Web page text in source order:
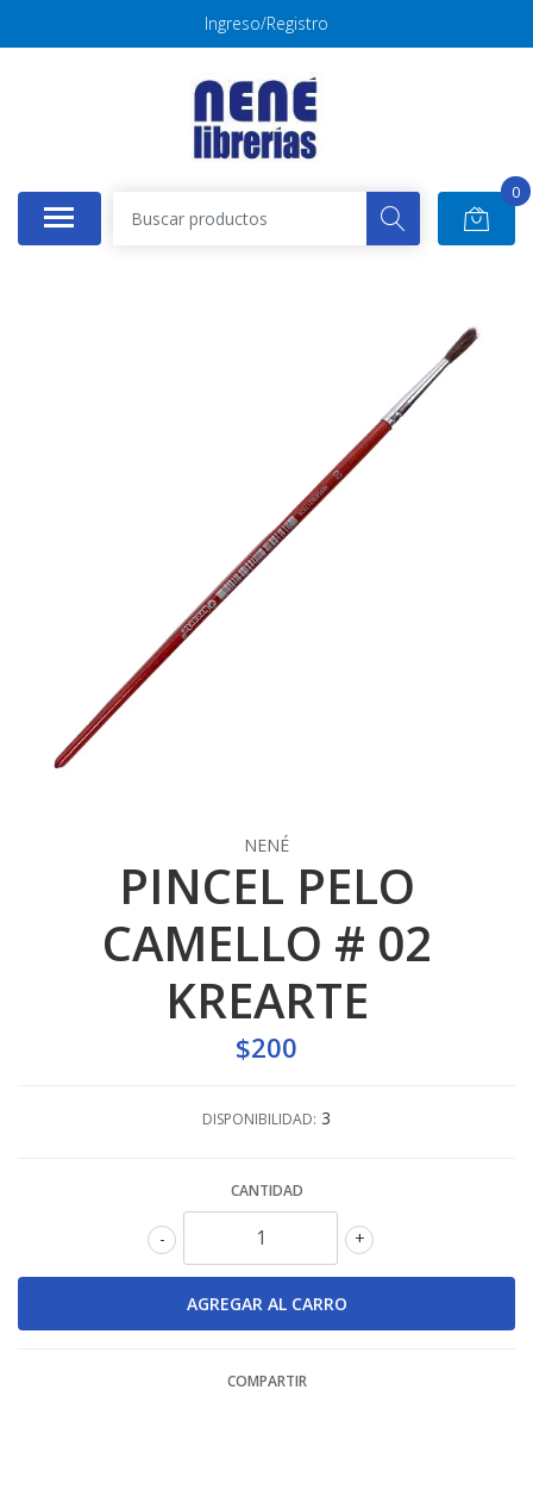
Ingreso/Registro
0
NENÉ
PINCEL PELO
CAMELLO # 02
KREARTE
$200
DISPONIBILIDAD: 3
CANTIDAD
+
-
COMPARTIR